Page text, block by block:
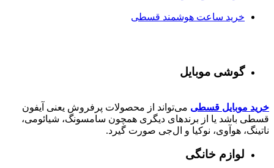
خرید ساعت هوشمند قسطی
گوشی موبایل
خرید موبایل قسطی می‌تواند از محصولات پرفروش یعنی آیفون
قسطی باشد یا از برندهای دیگری همچون سامسونگ، شیائومی،
ناتینگ، هوآوی، نوکیا و ال‌جی صورت گیرد.
لوازم خانگی